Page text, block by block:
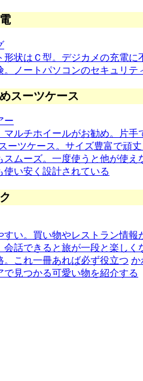
形状はＣ型。デジカメの充電に
ノートパソコンのセキュリテ
スーツケース
ー
マルチホイールがお勧め。片手
ーツケース。サイズ豊富で頑丈
スムーズ。一度使うと他が使え
使い安く設計されている
い。買い物やレストラン情報
話できると旅が一段と楽しく
。これ一冊あれば必ず役立つ か
見つかる可愛い物を紹介する